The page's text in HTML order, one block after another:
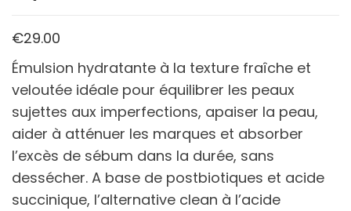
€29.00
Émulsion hydratante à la texture fraîche et
veloutée idéale pour équilibrer les peaux
sujettes aux imperfections, apaiser la peau,
aider à atténuer les marques et absorber
l’excès de sébum dans la durée, sans
dessécher. A base de postbiotiques et acide
succinique, l’alternative clean à l’acide